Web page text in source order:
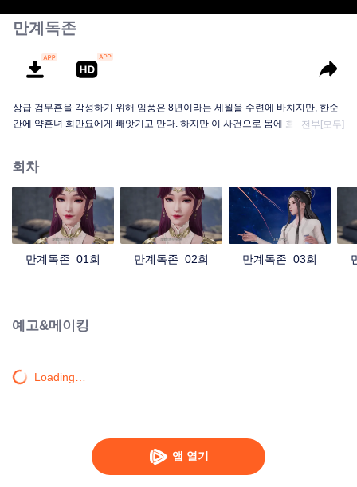
앱 열기
만계독존
상급 검무혼을 각성하기 위해 임풍은 8년이라는 세월을 수련에 바치지만, 한순
간에 약혼녀 희만요에게 빼앗기고 만다. 하지만 이 사건으로 몸에 흐르던 봉황
감을 회복하고, 세상 밖으로 나가 눈앞에 놓인 겹겹의 시련을 헤쳐 나가며 만인
의 존경을 받는 무도의 최강자로 거듭난다.
전부[모두]
회차
만계독존_01회 만계독존_02회 만계독존_03회
예고&메이킹
Loading…